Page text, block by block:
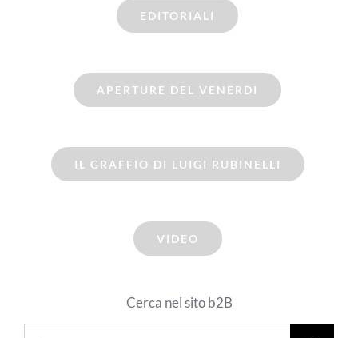
EDITORIALI
APERTURE DEL VENERDI
IL GRAFFIO DI LUIGI RUBINELLI
VIDEO
Cerca nel sito b2B